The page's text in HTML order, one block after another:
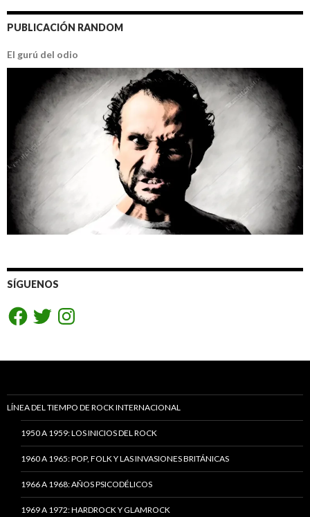
PUBLICACIÓN RANDOM
El gurú del odio
SÍGUENOS
FacebookTwitterInstagram
LÍNEA DEL TIEMPO DE ROCK INTERNACIONAL
1950 A 1959: LOS INICIOS DEL ROCK
1960 A 1965: POP, FOLK Y LAS INVASIONES BRITÁNICAS
1966 A 1968: AÑOS PSICODÉLICOS
1969 A 1972: HARDROCK Y GLAMROCK